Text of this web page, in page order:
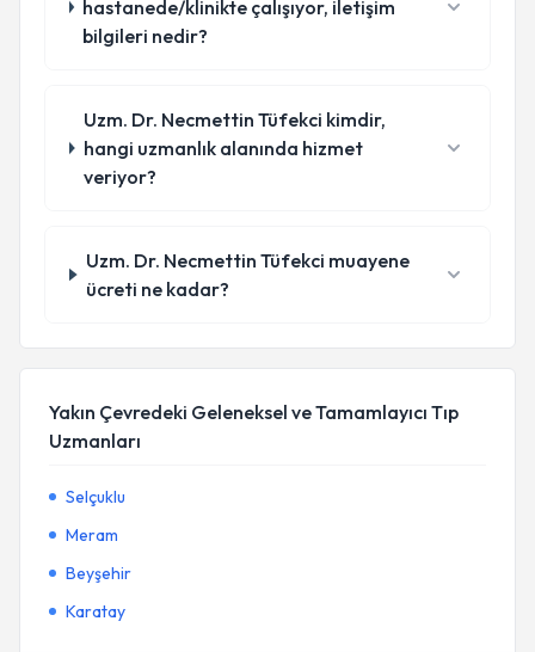
hastanede/klinikte çalışıyor, iletişim
bilgileri nedir?
Uzm. Dr. Necmettin Tüfekci kimdir,
hangi uzmanlık alanında hizmet
veriyor?
Uzm. Dr. Necmettin Tüfekci muayene
ücreti ne kadar?
Yakın Çevredeki Geleneksel ve Tamamlayıcı Tıp
Uzmanları
Selçuklu
Meram
Beyşehir
Karatay